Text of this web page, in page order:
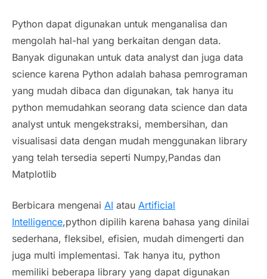
Python dapat digunakan untuk menganalisa dan
mengolah hal-hal yang berkaitan dengan data.
Banyak digunakan untuk data analyst dan juga data
science karena Python adalah bahasa pemrograman
yang mudah dibaca dan digunakan, tak hanya itu
python memudahkan seorang data science dan data
analyst untuk mengekstraksi, membersihan, dan
visualisasi data dengan mudah menggunakan library
yang telah tersedia seperti Numpy,Pandas dan
Matplotlib
Berbicara mengenai AI atau Artificial
Intelligence,python dipilih karena bahasa yang dinilai
sederhana, fleksibel, efisien, mudah dimengerti dan
juga multi implementasi. Tak hanya itu, python
memiliki beberapa library yang dapat digunakan